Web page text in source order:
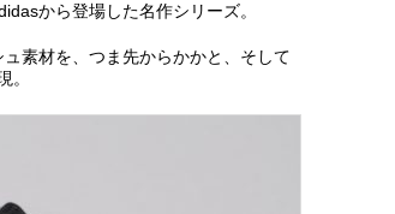
から登場した名作シリーズ。
素材を、つま先からかかと、そして
。